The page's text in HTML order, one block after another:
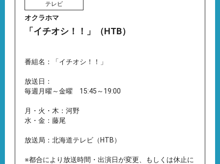
テレビ
オクラホマ
「イチオシ！！」（HTB）
番組名：「イチオシ！！」
放送日：
毎週月曜～金曜 15:45～19:00
月・火・木：河野
水・金：藤尾
放送局：北海道テレビ（HTB）
※都合により放送時間・出演日が変更、もしくは休止に